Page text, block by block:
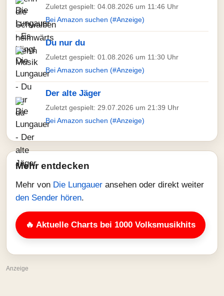
Zuletzt gespielt: 04.08.2026 um 11:46 Uhr
Bei Amazon suchen (#Anzeige)
Du nur du
Zuletzt gespielt: 01.08.2026 um 11:30 Uhr
Bei Amazon suchen (#Anzeige)
Der alte Jäger
Zuletzt gespielt: 29.07.2026 um 21:39 Uhr
Bei Amazon suchen (#Anzeige)
Mehr entdecken
Mehr von Die Lungauer ansehen oder direkt weiter
den Sender hören.
🔥 Aktuelle Charts bei 1000 Volksmusikhits
Anzeige